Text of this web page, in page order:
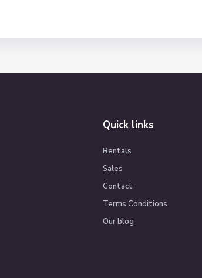
Quick links
Rentals
Sales
Contact
Terms Conditions
Our blog